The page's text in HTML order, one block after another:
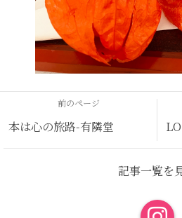
前のページ
本は心の旅路-有隣堂
記事一覧を